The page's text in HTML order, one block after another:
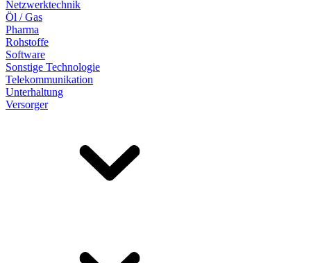
Netzwerktechnik
Öl / Gas
Pharma
Rohstoffe
Software
Sonstige Technologie
Telekommunikation
Unterhaltung
Versorger